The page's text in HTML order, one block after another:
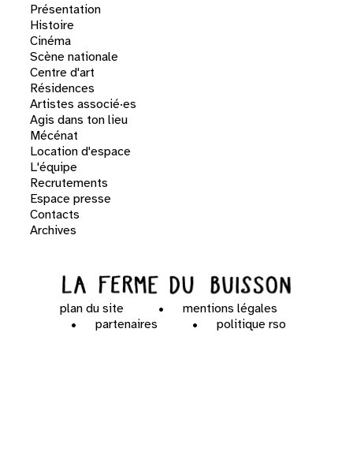
Présentation
Histoire
Cinéma
Scène nationale
Centre d'art
Résidences
Artistes associé·es
Agis dans ton lieu
Mécénat
Location d'espace
L'équipe
Recrutements
Espace presse
Contacts
Archives
plan du site
mentions légales
partenaires
politique rso